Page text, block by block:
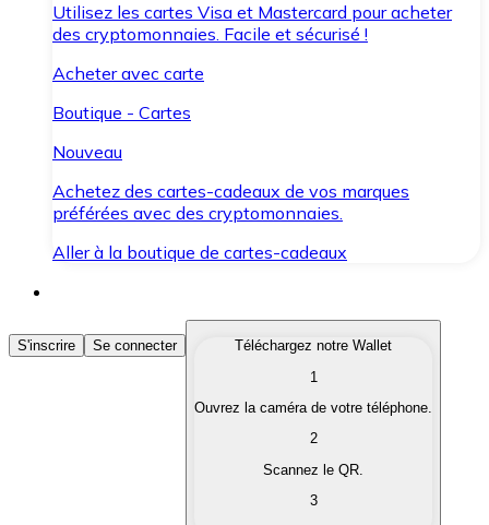
Utilisez les cartes Visa et Mastercard pour acheter
des cryptomonnaies. Facile et sécurisé !
Acheter avec carte
Boutique - Cartes
Nouveau
Achetez des cartes-cadeaux de vos marques
préférées avec des cryptomonnaies.
Aller à la boutique de cartes-cadeaux
Acheter des Cryptomonnaies
Achetez les cryptomonnaies qui vous intéressent
Convertissez vos cryptomonnaies en monnaie
S'inscrire Se connecter
Téléchargez notre Wallet
1
Ouvrez la caméra de votre téléphone.
2
Scannez le QR.
3